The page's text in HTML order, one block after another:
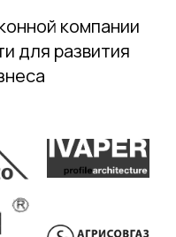
компании
для развития